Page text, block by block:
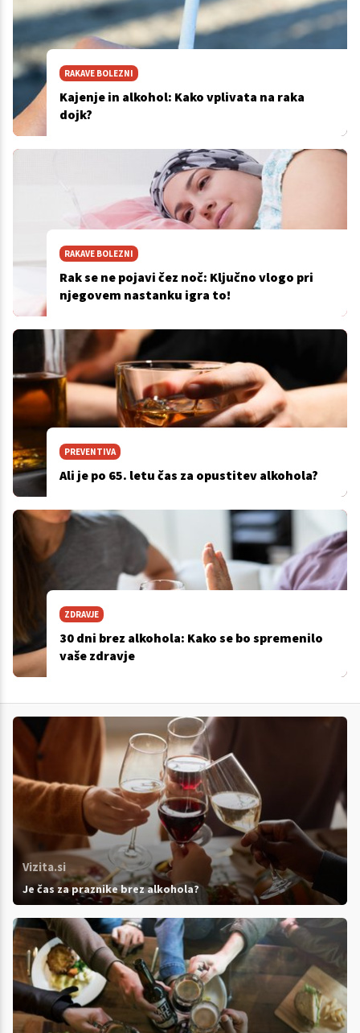
RAKAVE BOLEZNI
Kajenje in alkohol: Kako vplivata na raka
dojk?
RAKAVE BOLEZNI
Rak se ne pojavi čez noč: Ključno vlogo pri
njegovem nastanku igra to!
PREVENTIVA
Ali je po 65. letu čas za opustitev alkohola?
ZDRAVJE
30 dni brez alkohola: Kako se bo spremenilo
vaše zdravje
Vizita.si
Je čas za praznike brez alkohola?